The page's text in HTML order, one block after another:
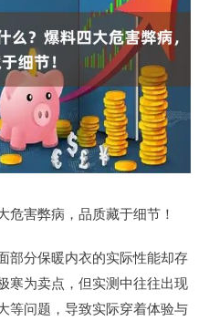
危害弊病，品质藏于细节！
部分保暖内衣的实际性能却存
寒为卖点，但实测中往往出现
等问题，导致实际穿着体验与